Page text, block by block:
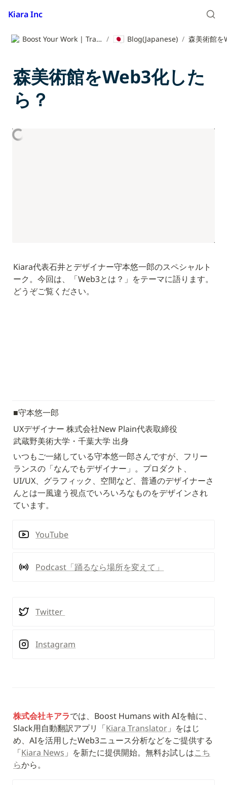
Kiara Inc
Boost Your Work | Translation App | Kiara Inc. / 🇯🇵 Blog(Japanese) /
森美術館をWeb3化した
ら？
Kiara代表石井とデザイナー守本悠一郎のスペシャルト
ーク。 今回は、「Web3とは？」をテーマに語ります。
どうぞご覧ください。
■守本悠一郎
UXデザイナー 株式会社New Plain代表取締役
武蔵野美術大学・千葉大学 出身
いつもご一緒している守本悠一郎さんですが、フリー
ランスの「なんでもデザイナー」。プロダクト、
UI/UX、グラフィック、空間など、普通のデザイナーさ
んとは一風違う視点でいろいろなものをデザインされ
ています。
YouTube
Podcast「踊るなら場所を変えて」
Twitter
Instagram
株式会社キアラでは、Boost Humans with AIを軸に、
Slack用自動翻訳アプリ「Kiara Translator 」をはじ
め、AIを活用したWeb3ニュース分析などをご提供する
「Kiara News 」を新たに提供開始。無料お試しはこち
らから。